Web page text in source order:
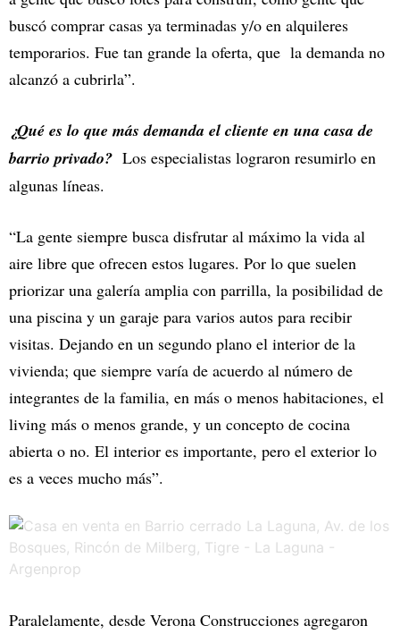
buscó comprar casas ya terminadas y/o en alquileres
temporarios. Fue tan grande la oferta, que la demanda no
alcanzó a cubrirla”.
¿Qué es lo que más demanda el cliente en una casa de
barrio privado? Los especialistas lograron resumirlo en
algunas líneas.
“La gente siempre busca disfrutar al máximo la vida al
aire libre que ofrecen estos lugares. Por lo que suelen
priorizar una galería amplia con parrilla, la posibilidad de
una piscina y un garaje para varios autos para recibir
visitas. Dejando en un segundo plano el interior de la
vivienda; que siempre varía de acuerdo al número de
integrantes de la familia, en más o menos habitaciones, el
living más o menos grande, y un concepto de cocina
abierta o no. El interior es importante, pero el exterior lo
es a veces mucho más”.
Paralelamente, desde Verona Construcciones agregaron